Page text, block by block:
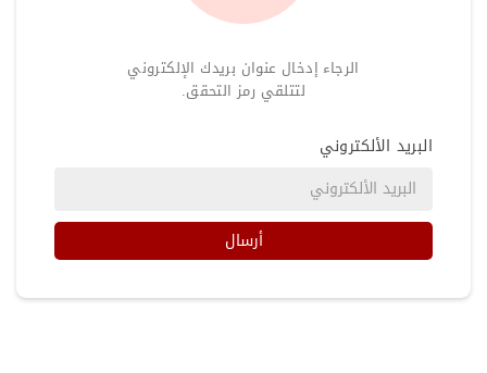
الرجاء إدخال عنوان بريدك الإلكتروني
لتتلقي رمز التحقق.
البريد الألكتروني
أرسال